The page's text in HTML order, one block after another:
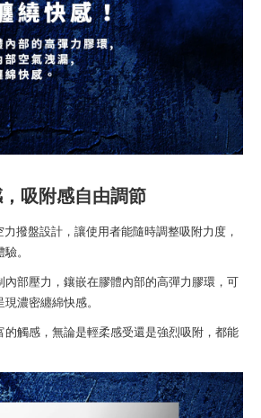
吸附感自由調節
撥盤設計，讓使用者能隨時調整吸附力度，
。
部壓力，鑲嵌在膠體內部的高彈力膠環，可
濃密纏綿快感。
觸感，無論是輕柔感受還是強烈吸附，都能